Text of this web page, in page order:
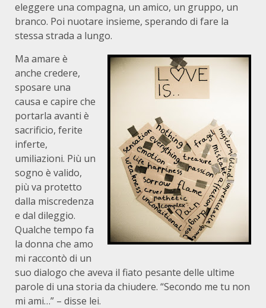
eleggere una compagna, un amico, un gruppo, un
branco. Poi nuotare insieme, sperando di fare la
stessa strada a lungo.
Ma amare è
anche credere,
sposare una
causa e capire che
portarla avanti è
sacrificio, ferite
inferte,
umiliazioni. Più un
sogno è valido,
più va protetto
dalla miscredenza
e dal dileggio.
Qualche tempo fa
la donna che amo
mi raccontò di un
suo dialogo che aveva il fiato pesante delle ultime
parole di una storia da chiudere. “Secondo me tu non
mi ami…” – disse lei.